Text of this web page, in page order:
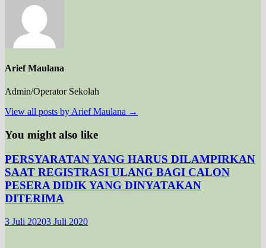
Arief Maulana
Admin/Operator Sekolah
View all posts by Arief Maulana →
You might also like
PERSYARATAN YANG HARUS DILAMPIRKAN
SAAT REGISTRASI ULANG BAGI CALON
PESERA DIDIK YANG DINYATAKAN
DITERIMA
3 Juli 20203 Juli 2020